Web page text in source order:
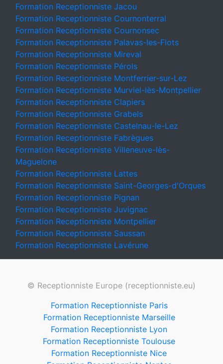
Formation Receptionniste Jacou
Formation Receptionniste Cournonterral
Formation Receptionniste Cournonsec
Formation Receptionniste Palavas-les-Flots
Formation Receptionniste Mireval
Formation Receptionniste Pérols
Formation Receptionniste Montferrier-sur-Lez
Formation Receptionniste Murviel-lès-Montpellier
Formation Receptionniste Clapiers
Formation Receptionniste Grabels
Formation Receptionniste Castelnau-le-Lez
Formation Receptionniste Fabrègues
Formation Receptionniste Villeneuve-lès-
Maguelone
Formation Receptionniste Lattes
Formation Receptionniste Saint-Georges-d'Orques
Formation Receptionniste Pignan
Formation Receptionniste Juvignac
Formation Receptionniste Montpellier
Formation Receptionniste Saussan
Formation Receptionniste Lavérune
© Receptionniste Europe (receptionniste.eu)
Formation Receptionniste Paris
Formation Receptionniste Marseille
Formation Receptionniste Lyon
Formation Receptionniste Toulouse
Formation Receptionniste Nice